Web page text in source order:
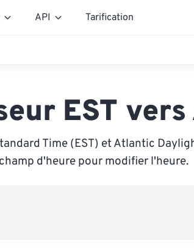
API Tarification
EST vers
Time (EST) et Atlantic
d'heure pour modifier l'heure.